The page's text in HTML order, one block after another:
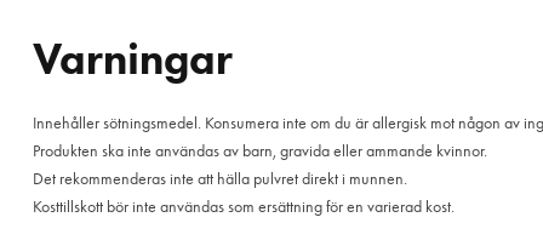
Varningar
Innehåller sötningsmedel. Konsumera inte om du är allergisk mot någon av
Produkten ska inte användas av barn, gravida eller ammande kvinnor.
Det rekommenderas inte att hälla pulvret direkt i munnen.
Kosttillskott bör inte användas som ersättning för en varierad kost.